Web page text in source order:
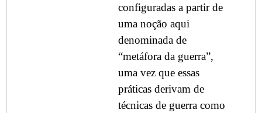
configuradas a partir de
uma noção aqui
denominada de
“metáfora da guerra”,
uma vez que essas
práticas derivam de
técnicas de guerra como